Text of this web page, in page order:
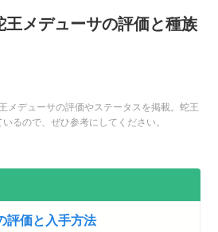
王メデューサの評価と種族
メデューサの評価やステータスを掲載。蛇王
るので、ぜひ参考にしてください。
評価と入手方法